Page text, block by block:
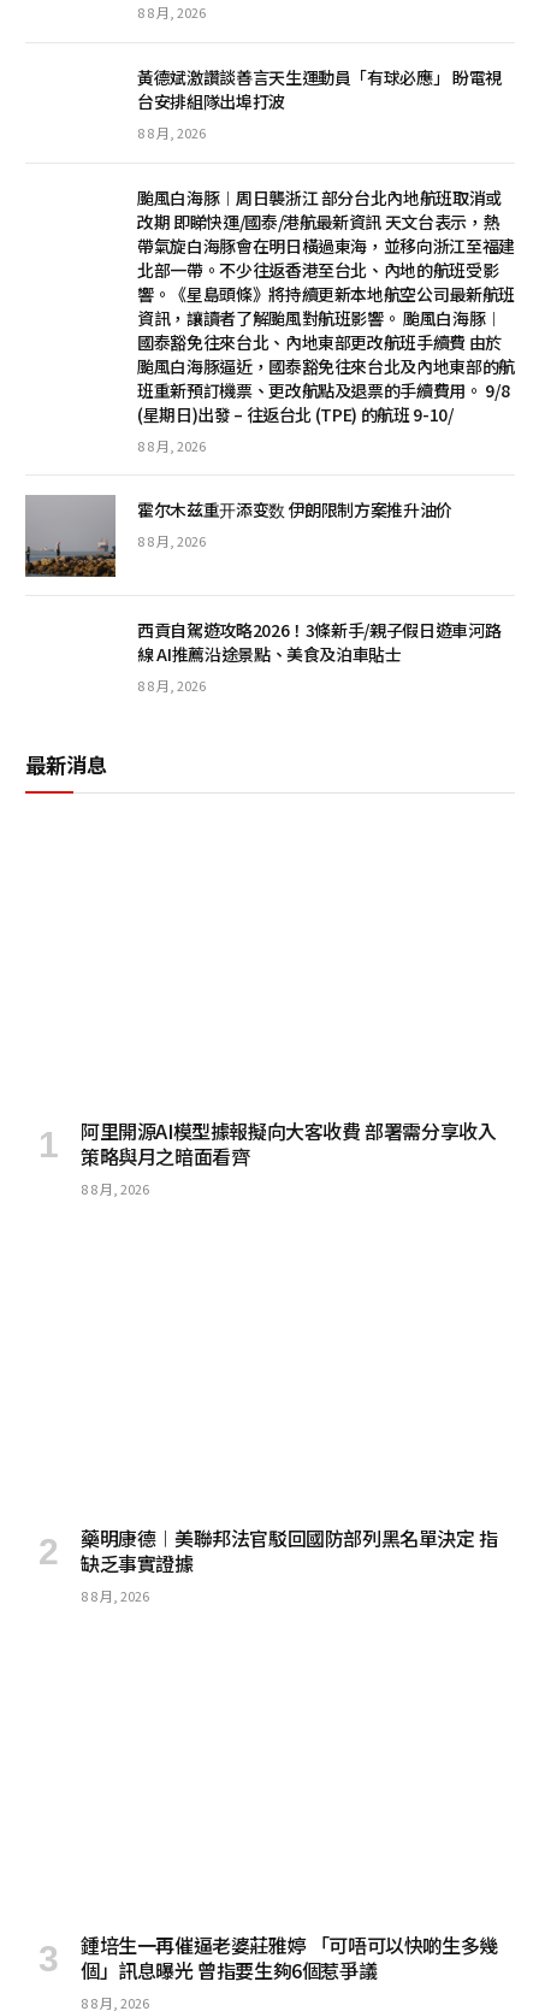
8 8 月, 2026
黃德斌激讚談善言天生運動員「有球必應」 盼電視
台安排組隊出埠打波
8 8 月, 2026
颱風白海豚︱周日襲浙江 部分台北內地航班取消或
改期 即睇快運/國泰/港航最新資訊 天文台表示，熱
帶氣旋白海豚會在明日橫過東海，並移向浙江至福建
北部一帶。不少往返香港至台北、內地的航班受影
響。《星島頭條》將持續更新本地航空公司最新航班
資訊，讓讀者了解颱風對航班影響。 颱風白海豚︱
國泰豁免往來台北、內地東部更改航班手續費 由於
颱風白海豚逼近，國泰豁免往來台北及內地東部的航
班重新預訂機票、更改航點及退票的手續費用。 9/8
(星期日)出發 – 往返台北 (TPE) 的航班 9-10/
8 8 月, 2026
霍尔木兹重开添变数 伊朗限制方案推升油价
8 8 月, 2026
西貢自駕遊攻略2026！3條新手/親子假日遊車河路
線 AI推薦沿途景點、美食及泊車貼士
8 8 月, 2026
最新消息
阿里開源AI模型據報擬向大客收費 部署需分享收入
策略與月之暗面看齊
8 8 月, 2026
藥明康德︱美聯邦法官駁回國防部列黑名單決定 指
缺乏事實證據
8 8 月, 2026
鍾培生一再催逼老婆莊雅婷 「可唔可以快啲生多幾
個」訊息曝光 曾指要生夠6個惹爭議
8 8 月, 2026